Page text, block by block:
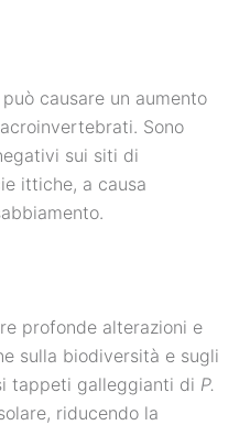
può causare un aumento
Sono
sui siti di
ittiche, a causa
profonde alterazioni e
sulla biodiversità e sugli
tappeti galleggianti di P.
riducendo la